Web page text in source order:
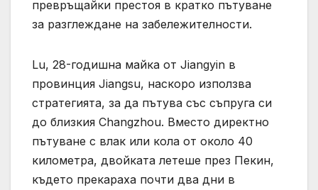
превръщайки престоя в кратко пътуване
за разглеждане на забележителности.
Lu, 28-годишна майка от Jiangyin в
провинция Jiangsu, наскоро използва
стратегията, за да пътува със съпруга си
до близкия Changzhou. Вместо директно
пътуване с влак или кола от около 40
километра, двойката летеше през Пекин,
където прекараха почти два дни в